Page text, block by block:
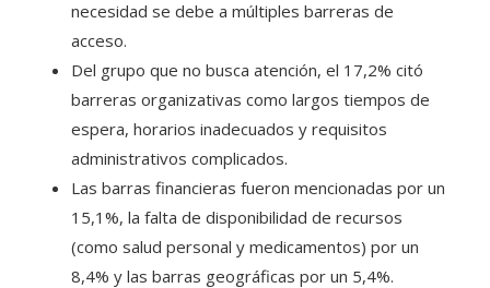
necesidad se debe a múltiples barreras de
acceso.
Del grupo que no busca atención, el 17,2% citó
barreras organizativas como largos tiempos de
espera, horarios inadecuados y requisitos
administrativos complicados.
Las barras financieras fueron mencionadas por un
15,1%, la falta de disponibilidad de recursos
(como salud personal y medicamentos) por un
8,4% y las barras geográficas por un 5,4%.